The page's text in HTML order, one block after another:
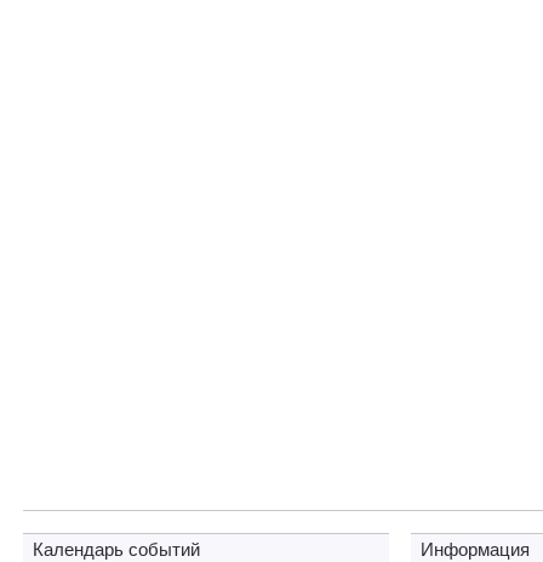
Календарь событий Информация